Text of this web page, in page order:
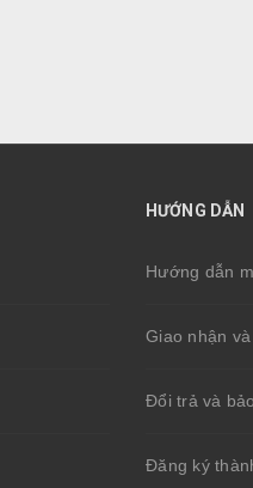
HƯỚNG DẪN
Hướng dẫn
Giao nhận
Đổi trả và
Đăng ký